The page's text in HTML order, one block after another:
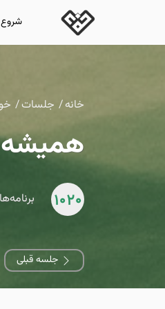
خانه جلسات
همیشه
1020
جلسه قبلی